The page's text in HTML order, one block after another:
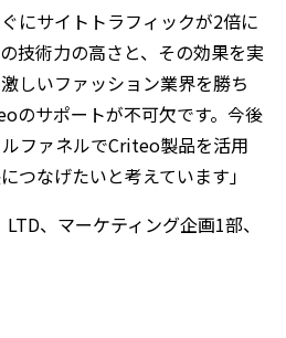
にサイトトラフィックが2倍に
技術力の高さと、その効果を実
しいファッション業界を勝ち
のサポートが不可欠です。今後
ファネルでCriteo製品を活用
つなげたいと考えています」
、マーケティング企画1部、